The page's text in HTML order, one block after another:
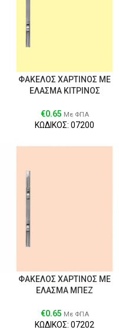
ΦΑΚΕΛΟΣ ΧΑΡΤΙΝΟΣ ΜΕ
ΕΛΑΣΜΑ ΚΙΤΡΙΝΟΣ
€0.65 Με ΦΠΑ
ΚΩΔΙΚΟΣ: 07200
ΦΑΚΕΛΟΣ ΧΑΡΤΙΝΟΣ ΜΕ
ΕΛΑΣΜΑ ΜΠΕΖ
€0.65 Με ΦΠΑ
ΚΩΔΙΚΟΣ: 07202